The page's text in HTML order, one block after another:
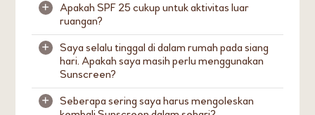
Sunscreen 5 memberikan hasil akhir yang alami
Sunscreen Matte 5M
matte yang segar dan memberikan kontrol
minyak yang lebih baik bagi mereka yang
memiliki kulit berminyak.
Sunscreen 5 mengandung SPF 30 dengan
+
Apakah SPF 25 cukup untuk aktivitas luar
ruangan?
Ya. Umumnya, mengoleskan Sunscreen dengan
SPF 25-30 secara bebas pada kulit dapat
aktivitas di luar ruangan. Kami
merekomendasikan penggunaan Sunscreen 15
+
Saya selalu tinggal di dalam rumah pada siang
hari. Apakah saya masih perlu menggunakan
Sunscreen?
Ya, sinar UV juga bisa menembus jendela. Kami
+
Seberapa sering saya harus mengoleskan